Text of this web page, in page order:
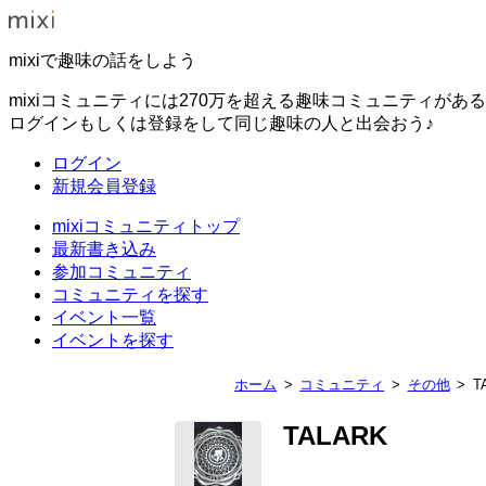
mixiで趣味の話をしよう
mixiコミュニティには270万を超える趣味コミュニティがある
ログインもしくは登録をして同じ趣味の人と出会おう♪
ログイン
新規会員登録
mixiコミュニティトップ
最新書き込み
参加コミュニティ
コミュニティを探す
イベント一覧
イベントを探す
ホーム コミュニティ その他
TALARK